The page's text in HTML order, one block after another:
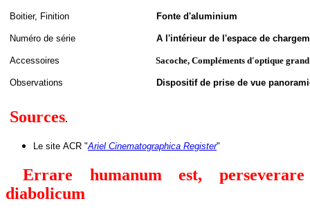
Boitier, Finition Fonte d'aluminium
Numéro de série A l'intérieur de l'espace de
Accessoires Sacoche, Compléments d'optique
Observations Dispositif de prise de vue
Sources.
Le site ACR "Ariel Cinematographica Register"
Errare humanum est, perseverare
diabolicum